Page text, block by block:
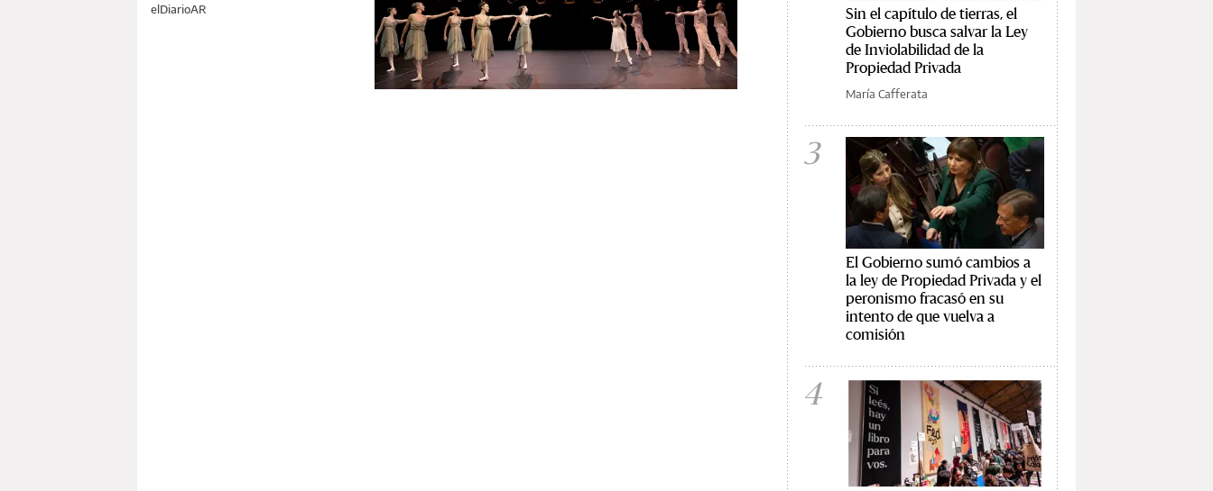
elDiarioAR
Sin el capítulo de tierras, el
Gobierno busca salvar la Ley
de Inviolabilidad de la
Propiedad Privada
María Cafferata
3
El Gobierno sumó cambios a
la ley de Propiedad Privada y el
peronismo fracasó en su
intento de que vuelva a
comisión
4